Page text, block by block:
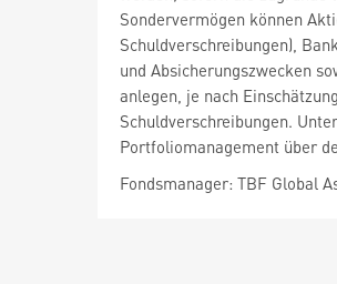
Sondervermögen können
Schuldverschreibungen),
und Absicherungszwecken
anlegen, je nach
Schuldverschreibungen.
Portfoliomanagement über
Fondsmanager: TBF Global